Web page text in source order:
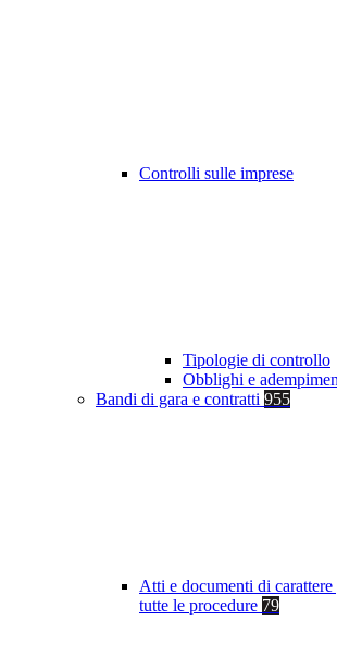
Controlli sulle imprese
Tipologie di controllo
Obblighi e
Bandi di gara e contratti 955
Atti e documenti di
tutte le procedure 79